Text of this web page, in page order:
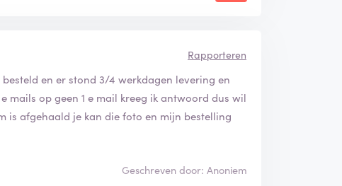
Rapporteren
besteld en er stond 3/4 werkdagen levering en
mails op geen 1 e mail kreeg ik antwoord dus wil
is afgehaald je kan die foto en mijn bestelling
Geschreven door: Anoniem